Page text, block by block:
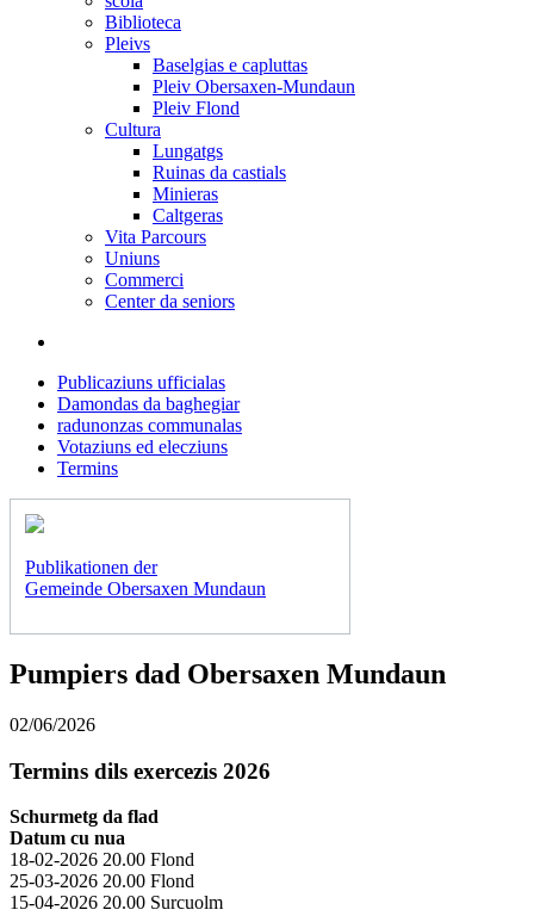
Biblioteca
Pleivs
Baselgias e capluttas
Pleiv Obersaxen-Mundaun
Pleiv Flond
Cultura
Lungatgs
Ruinas da castials
Minieras
Caltgeras
Vita Parcours
Uniuns
Commerci
Center da seniors
Publicaziuns ufficialas
Damondas da baghegiar
radunonzas communalas
Votaziuns ed elecziuns
Termins
Publikationen der
Gemeinde Obersaxen Mundaun
Pumpiers dad Obersaxen Mundaun
02/06/2026
Termins dils exercezis 2026
Schurmetg da flad
Datum cu nua
18-02-2026 20.00 Flond
25-03-2026 20.00 Flond
15-04-2026 20.00 Surcuolm